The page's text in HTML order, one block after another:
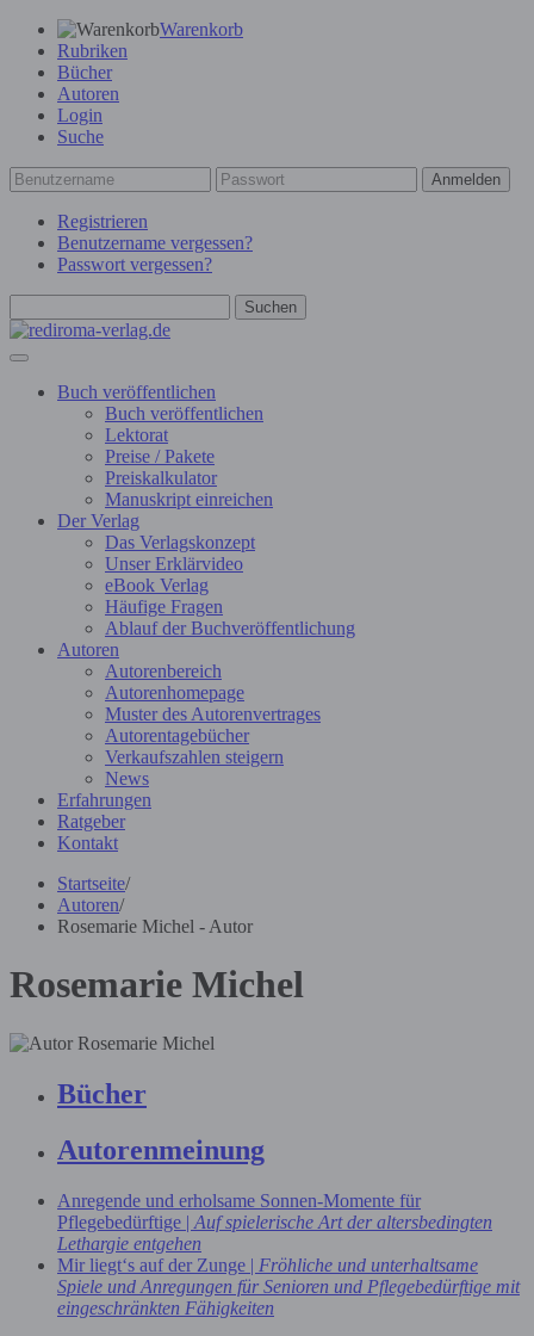
Warenkorb
Rubriken
Bücher
Autoren
Login
Suche
Anmelden
Registrieren
Benutzername vergessen?
Passwort vergessen?
Suchen
Buch veröffentlichen
Buch veröffentlichen
Lektorat
Preise / Pakete
Preiskalkulator
Manuskript einreichen
Der Verlag
Das Verlagskonzept
Unser Erklärvideo
eBook Verlag
Häufige Fragen
Ablauf der Buchveröffentlichung
Autoren
Autorenbereich
Autorenhomepage
Muster des Autorenvertrages
Autorentagebücher
Verkaufszahlen steigern
News
Erfahrungen
Ratgeber
Kontakt
Startseite/
Autoren/
Rosemarie Michel - Autor
Rosemarie Michel
Bücher
Autorenmeinung
Anregende und erholsame Sonnen-Momente für
Pflegebedürftige | Auf spielerische Art der altersbedingten
Lethargie entgehen
Mir liegt‘s auf der Zunge | Fröhliche und unterhaltsame
Spiele und Anregungen für Senioren und Pflegebedürftige mit
eingeschränkten Fähigkeiten